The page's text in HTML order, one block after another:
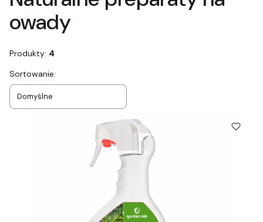
owady
Produkty: 4
Lista produktów
Sortowanie:
Domyślne